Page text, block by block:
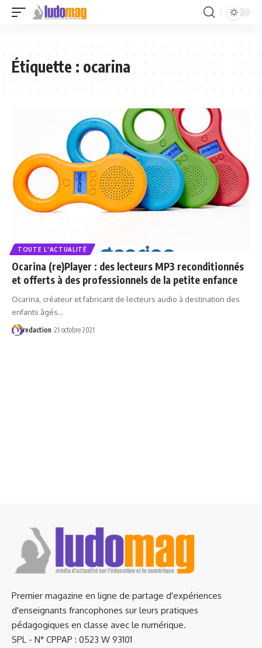
Étiquette :ocarina
TOUTE L'ACTUALITÉ
Ocarina (re)Player : des lecteurs MP3 reconditionnés
et offerts à des professionnels de la petite enfance
Ocarina, créateur et fabricant de lecteurs audio à destination des
enfants âgés…
redaction 21 octobre 2021
Premier magazine en ligne de partage d'expériences
d'enseignants francophones sur leurs pratiques
pédagogiques en classe avec le numérique.
SPL - N° CPPAP : 0523 W 93101